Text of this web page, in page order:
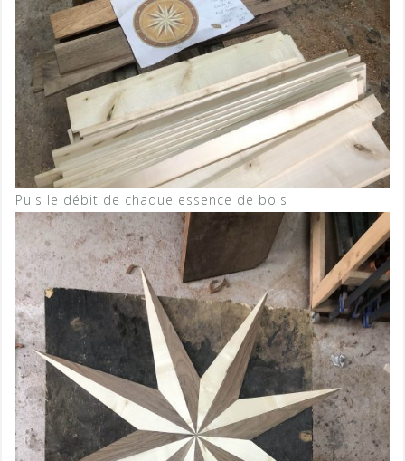
Puis le débit de chaque essence de bois